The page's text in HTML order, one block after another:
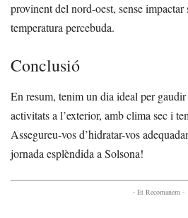
provinent del nord-oest, sense
temperatura percebuda.
Conclusió
En resum, tenim un dia ideal per
activitats a l’exterior, amb clima sec i
Assegureu-vos d’hidratar-vos
jornada esplèndida a Solsona!
- Et Recomanem -